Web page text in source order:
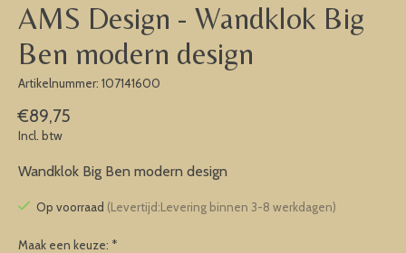
AMS Design - Wandklok Big
Ben modern design
Artikelnummer: 107141600
€89,75
Incl. btw
Wandklok Big Ben modern design
Op voorraad (Levertijd:Levering binnen 3-8 werkdagen)
Maak een keuze: *